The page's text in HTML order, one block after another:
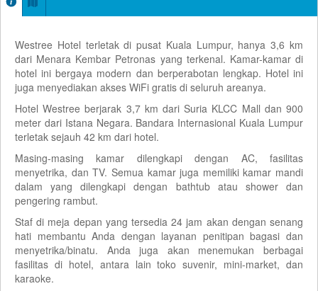
Westree Hotel terletak di pusat Kuala Lumpur, hanya 3,6 km
dari Menara Kembar Petronas yang terkenal. Kamar-kamar di
hotel ini bergaya modern dan berperabotan lengkap. Hotel ini
juga menyediakan akses WiFi gratis di seluruh areanya.
Hotel Westree berjarak 3,7 km dari Suria KLCC Mall dan 900
meter dari Istana Negara. Bandara Internasional Kuala Lumpur
terletak sejauh 42 km dari hotel.
Masing-masing kamar dilengkapi dengan AC, fasilitas
menyetrika, dan TV. Semua kamar juga memiliki kamar mandi
dalam yang dilengkapi dengan bathtub atau shower dan
pengering rambut.
Staf di meja depan yang tersedia 24 jam akan dengan senang
hati membantu Anda dengan layanan penitipan bagasi dan
menyetrika/binatu. Anda juga akan menemukan berbagai
fasilitas di hotel, antara lain toko suvenir, mini-market, dan
karaoke.